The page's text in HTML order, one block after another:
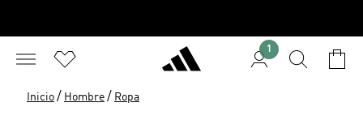
1
Inicio / Hombre / Ropa